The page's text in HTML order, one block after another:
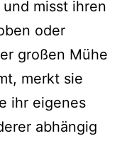
misst ihren
oder
großen Mühe
merkt sie
ihr eigenes
abhängig